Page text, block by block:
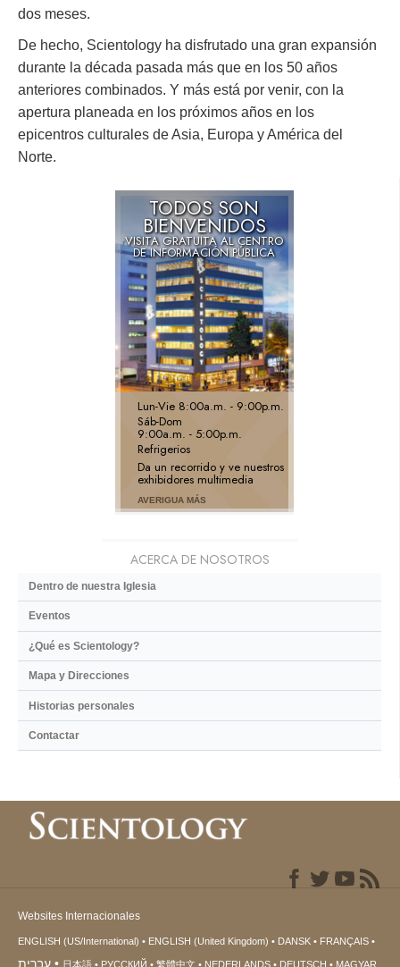
dos meses.
De hecho, Scientology ha disfrutado una gran expansión
durante la década pasada más que en los 50 años
anteriores combinados. Y más está por venir, con la
apertura planeada en los próximos años en los
epicentros culturales de Asia, Europa y América del
Norte.
TODOS SON
BIENVENIDOS
VISITA GRATUITA AL CENTRO
DE INFORMACIÓN PÚBLICA
Lun-Vie 8:00a.m. - 9:00p.m.
Sáb-Dom
9:00a.m. - 5:00p.m.
Refrigerios
Da un recorrido y ve nuestros
exhibidores multimedia
AVERIGUA MÁS
ACERCA DE NOSOTROS
Dentro de nuestra Iglesia
Eventos
¿Qué es Scientology?
Mapa y Direcciones
Historias personales
Contactar
Websites Internacionales
ENGLISH (US/International) ENGLISH (United Kingdom) DANSK FRANÇAIS
עברית 日本語 РУССКИЙ 繁體中文 NEDERLANDS DEUTSCH MAGYAR